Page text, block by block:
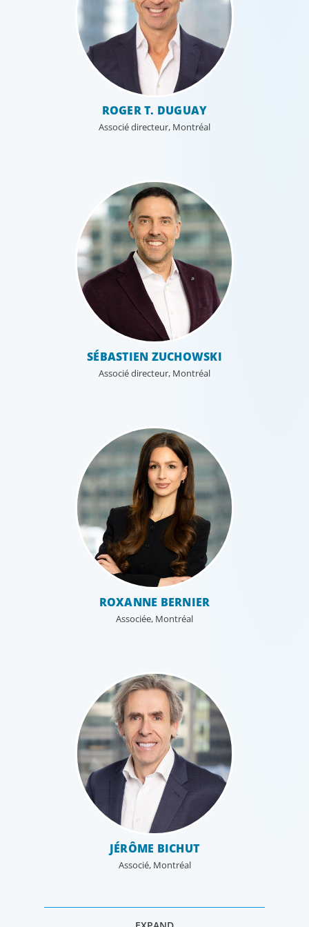
ROGER T. DUGUAY
Associé directeur, Montréal
SÉBASTIEN ZUCHOWSKI
Associé directeur, Montréal
ROXANNE BERNIER
Associée, Montréal
JÉRÔME BICHUT
Associé, Montréal